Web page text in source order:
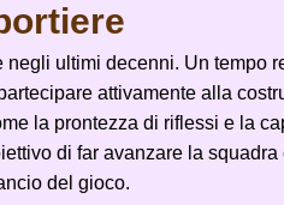
negli ultimi decenni. Un
attivamente alla
la prontezza di riflessi e la
di far avanzare la
del gioco.